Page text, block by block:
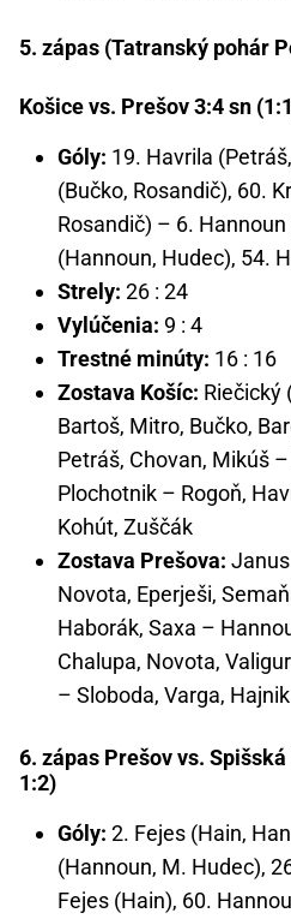
5. zápas (Tatranský pohár
Košice vs. Prešov 3:4 sn
Góly: 19. Havrila
(Bučko, Rosandič), 60.
Rosandič) – 6.
(Hannoun, Hudec), 54.
Strely: 26 : 24
Vylúčenia: 9 : 4
Trestné minúty: 16 : 16
Zostava Košíc: Riečický
Bartoš, Mitro, Bučko,
Petráš, Chovan, Mikúš
Plochotnik – Rogoň,
Kohút, Zuščák
Zostava Prešova:
Novota, Eperješi,
Haborák, Saxa –
Chalupa, Novota,
– Sloboda, Varga, Hajnik
6. zápas Prešov vs.
1:2)
Góly: 2. Fejes (Hain,
(Hannoun, M. Hudec),
Fejes (Hain), 60.